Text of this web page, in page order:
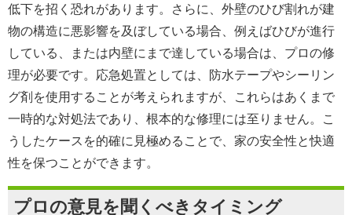
低下を招く恐れがあります。さらに、外壁のひび割れが建
物の構造に悪影響を及ぼしている場合、例えばひびが進行
している、または内壁にまで達している場合は、プロの修
理が必要です。応急処置としては、防水テープやシーリン
グ剤を使用することが考えられますが、これらはあくまで
一時的な対処法であり、根本的な修理には至りません。こ
うしたケースを的確に見極めることで、家の安全性と快適
性を保つことができます。
プロの意見を聞くべきタイミング